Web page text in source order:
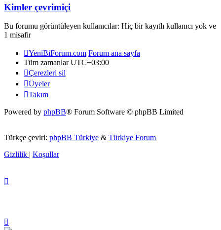
Kimler çevrimiçi
Bu forumu görüntüleyen kullanıcılar: Hiç bir kayıtlı kullanıcı yok ve
1 misafir
YeniBiForum.com Forum ana sayfa
Tüm zamanlarUTC+03:00
Çerezleri sil
Üyeler
Takım
Powered by phpBB® Forum Software © phpBB Limited
Türkçe çeviri: phpBB Türkiye & Türkiye Forum
Gizlilik | Koşullar